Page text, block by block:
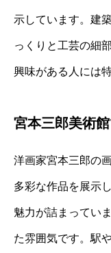
示しています。建
っくりと工芸の細
興味がある人には
宮本三郎美術
洋画家宮本三郎の
多彩な作品を展示
魅力が詰まってい
た雰囲気です。駅